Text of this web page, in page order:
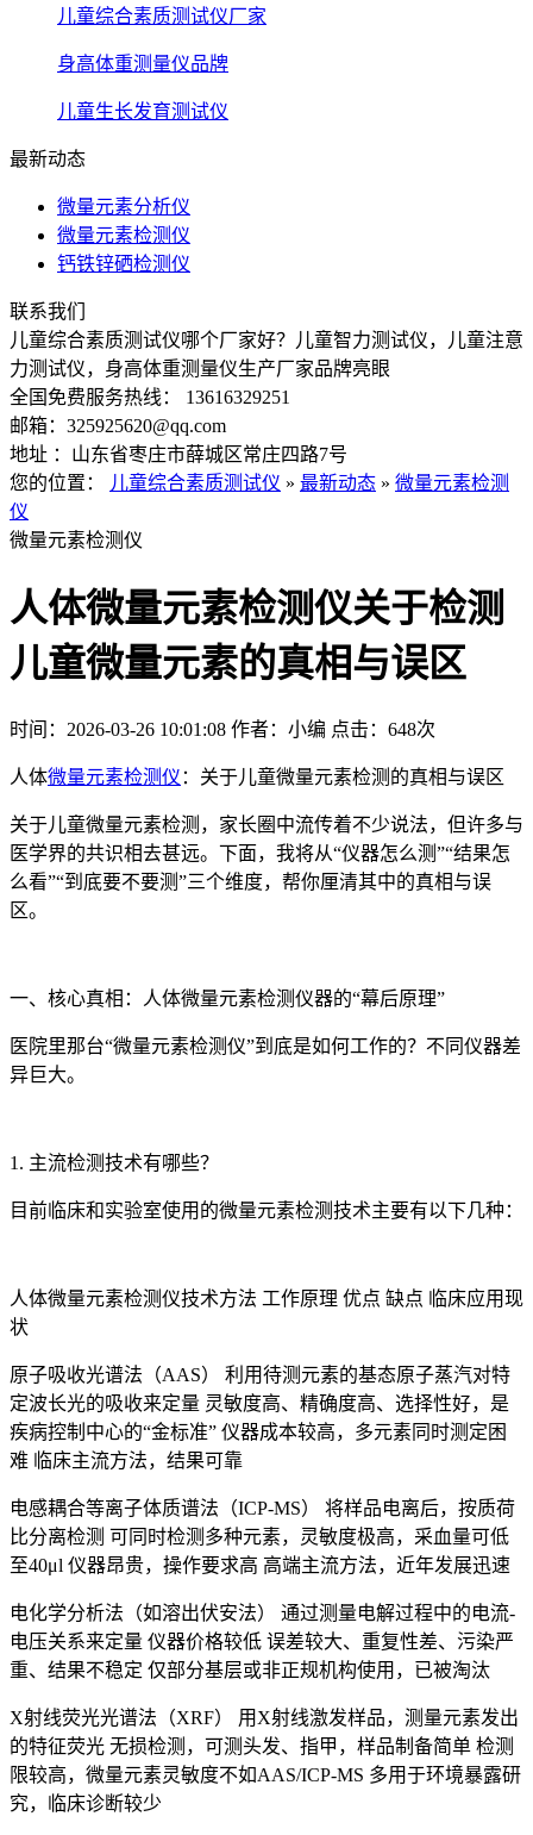
儿童综合素质测试仪厂家
身高体重测量仪品牌
儿童生长发育测试仪
最新动态
微量元素分析仪
微量元素检测仪
钙铁锌硒检测仪
联系我们
儿童综合素质测试仪哪个厂家好？儿童智力测试仪，儿童注意
力测试仪，身高体重测量仪生产厂家品牌亮眼
全国免费服务热线： 13616329251
邮箱：325925620@qq.com
地址 ：山东省枣庄市薛城区常庄四路7号
您的位置：
儿童综合素质测试仪 » 最新动态 » 微量元素检测
仪
微量元素检测仪
人体微量元素检测仪关于检测
儿童微量元素的真相与误区
时间：2026-03-26 10:01:08 作者：小编 点击： 648次
人体微量元素检测仪 ：关于儿童微量元素检测的真相与误区
关于儿童微量元素检测，家长圈中流传着不少说法，但许多与
医学界的共识相去甚远。下面，我将从“仪器怎么测”“结果怎
么看”“到底要不要测”三个维度，帮你厘清其中的真相与误
区。
一、核心真相：人体微量元素检测仪器的“幕后原理”
医院里那台“微量元素检测仪”到底是如何工作的？不同仪器差
异巨大。
1. 主流检测技术有哪些？
目前临床和实验室使用的微量元素检测技术主要有以下几种：
人体微量元素检测仪技术方法 工作原理 优点 缺点 临床应用现
状
原子吸收光谱法（AAS） 利用待测元素的基态原子蒸汽对特
定波长光的吸收来定量 灵敏度高、精确度高、选择性好，是
疾病控制中心的“金标准” 仪器成本较高，多元素同时测定困
难 临床主流方法，结果可靠
电感耦合等离子体质谱法（ICP-MS） 将样品电离后，按质荷
比分离检测 可同时检测多种元素，灵敏度极高，采血量可低
至40μl 仪器昂贵，操作要求高 高端主流方法，近年发展迅速
电化学分析法（如溶出伏安法） 通过测量电解过程中的电流-
电压关系来定量 仪器价格较低 误差较大、重复性差、污染严
重、结果不稳定 仅部分基层或非正规机构使用，已被淘汰
X射线荧光光谱法（XRF） 用X射线激发样品，测量元素发出
的特征荧光 无损检测，可测头发、指甲，样品制备简单 检测
限较高，微量元素灵敏度不如AAS/ICP-MS 多用于环境暴露研
究，临床诊断较少